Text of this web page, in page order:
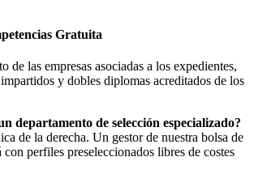
Gratuita
de las empresas asociadas a los expedientes,
y dobles diplomas acreditados de los
departamento de selección especializado?
de la derecha. Un gestor de nuestra bolsa de
con perfiles preseleccionados libres de costes